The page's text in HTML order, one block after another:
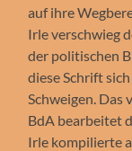
auf ihre
Irle verschwieg
der politischen
diese Schrift
Schweigen.
BdA bearbeitet
Irle kompilierte